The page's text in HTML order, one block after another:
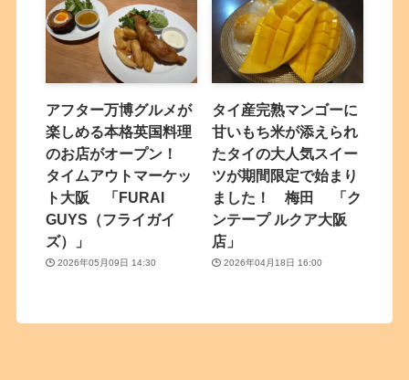
アフター万博グルメが
楽しめる本格英国料理
のお店がオープン！
タイムアウトマーケッ
ト大阪 「FURAI
GUYS（フライガイ
ズ）」
2026年05月09日 14:30
タイ産完熟マンゴーに
甘いもち米が添えられ
たタイの大人気スイー
ツが期間限定で始まり
ました！ 梅田 「ク
ンテープ ルクア大阪
店」
2026年04月18日 16:00